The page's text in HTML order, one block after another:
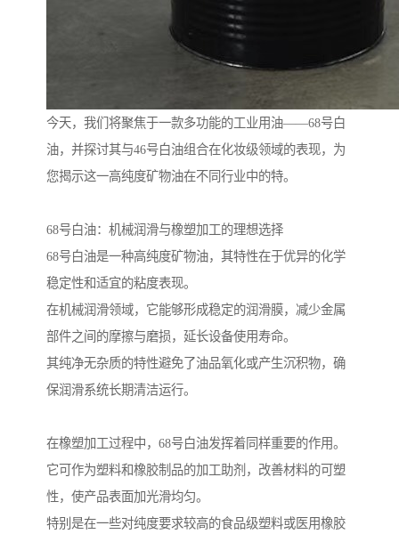
今天，我们将聚焦于一款多功能的工业用油——68号白
油，并探讨其与46号白油组合在化妆级领域的表现，为
您揭示这一高纯度矿物油在不同行业中的特。
68号白油：机械润滑与橡塑加工的理想选择
68号白油是一种高纯度矿物油，其特性在于优异的化学
稳定性和适宜的粘度表现。
在机械润滑领域，它能够形成稳定的润滑膜，减少金属
部件之间的摩擦与磨损，延长设备使用寿命。
其纯净无杂质的特性避免了油品氧化或产生沉积物，确
保润滑系统长期清洁运行。
在橡塑加工过程中，68号白油发挥着同样重要的作用。
它可作为塑料和橡胶制品的加工助剂，改善材料的可塑
性，使产品表面加光滑均匀。
特别是在一些对纯度要求较高的食品级塑料或医用橡胶